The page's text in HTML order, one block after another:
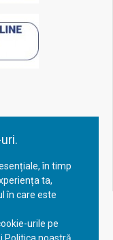
în timp
ta,
în care este
urile pe